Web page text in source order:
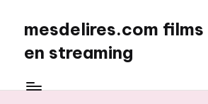
content
mesdelires.com
en streaming
: